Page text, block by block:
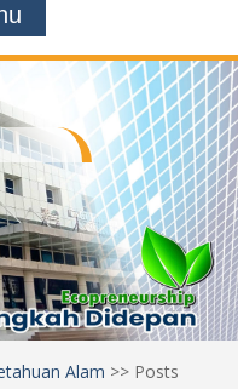
Alam >> Posts